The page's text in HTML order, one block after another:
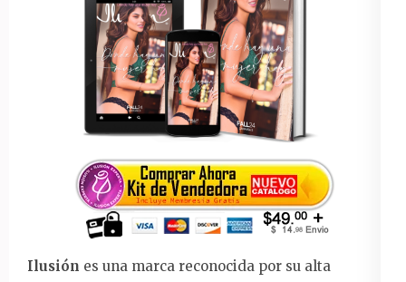
Ilusión es una marca reconocida por su alta